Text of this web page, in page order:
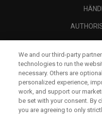
We and our third-party
technologies to run the
necessary. Others are
personalized experience,
work, and support our
be set with your consent. By
you are agreeing to only